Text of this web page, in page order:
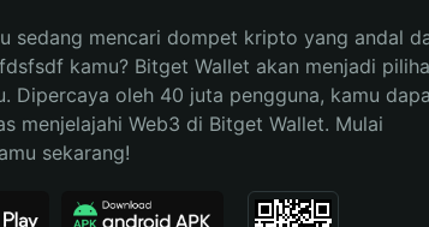
sedang mencari dompet kripto yang andal
kamu? Bitget Wallet akan menjadi
Dipercaya oleh 40 juta pengguna, kamu
menjelajahi Web3 di Bitget Wallet. Mulai
sekarang!